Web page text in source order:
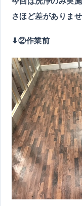
さほど差がありませ
⬇︎②作業前